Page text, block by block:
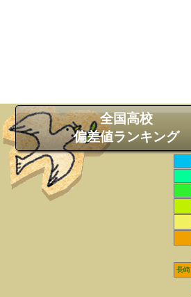
全国高校
偏差値ランキング
長崎